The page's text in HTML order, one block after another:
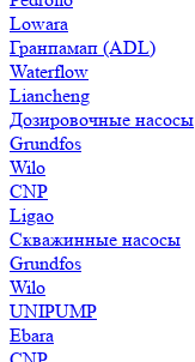
Lowara
Гранпамап (ADL)
Waterflow
Liancheng
Дозировочные насосы
Grundfos
Wilo
CNP
Ligao
Скважинные насосы
Grundfos
Wilo
UNIPUMP
Ebara